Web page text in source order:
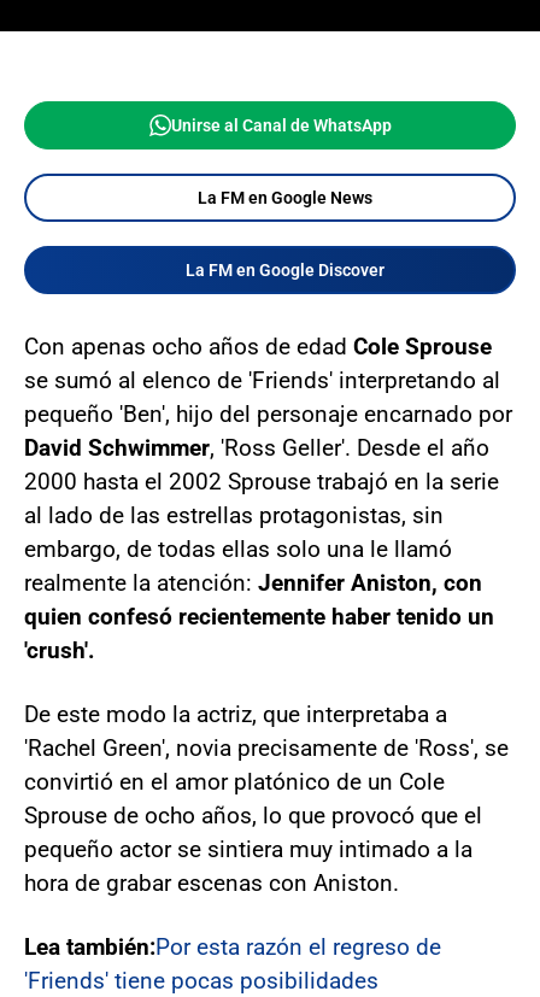
Unirse al Canal de WhatsApp
La FM en Google News
La FM en Google Discover
Con apenas ocho años de edad Cole Sprouse
se sumó al elenco de 'Friends' interpretando al
pequeño 'Ben', hijo del personaje encarnado por
David Schwimmer, 'Ross Geller'. Desde el año
2000 hasta el 2002 Sprouse trabajó en la serie
al lado de las estrellas protagonistas, sin
embargo, de todas ellas solo una le llamó
realmente la atención: Jennifer Aniston, con
quien confesó recientemente haber tenido un
'crush'.
De este modo la actriz, que interpretaba a
'Rachel Green', novia precisamente de 'Ross', se
convirtió en el amor platónico de un Cole
Sprouse de ocho años, lo que provocó que el
pequeño actor se sintiera muy intimado a la
hora de grabar escenas con Aniston.
Lea también:Por esta razón el regreso de
'Friends' tiene pocas posibilidades